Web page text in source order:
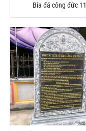
Bia đá công đức 11